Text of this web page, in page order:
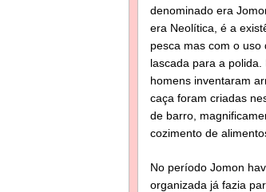
denominado era
era Neolítica, é a
pesca mas com o
lascada para a
homens inventaram
caça foram criadas
de barro,
cozimento de
No período Jomon
organizada já fazia